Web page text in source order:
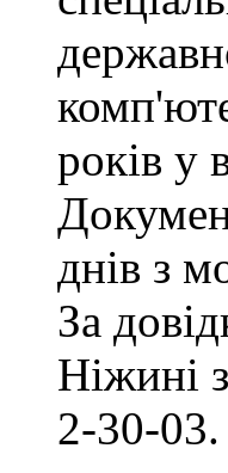
років у
днів з
За
Ніжині
2-30-03.